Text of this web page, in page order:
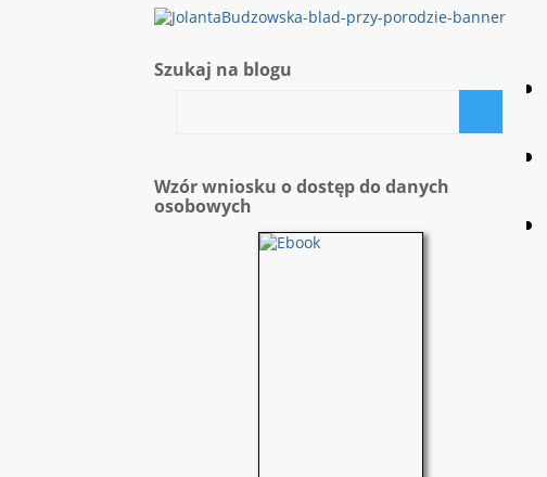
Szukaj na blogu
Wzór wniosku o dostęp do danych
osobowych